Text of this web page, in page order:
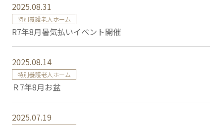
2025.08.31
特別養護老人ホーム
R7年8月暑気払いイベント開催
2025.08.14
特別養護老人ホーム
Ｒ7年8月お盆
2025.07.19